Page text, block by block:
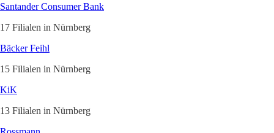
Santander Consumer Bank
17 Filialen in Nürnberg
Bäcker Feihl
15 Filialen in Nürnberg
KiK
13 Filialen in Nürnberg